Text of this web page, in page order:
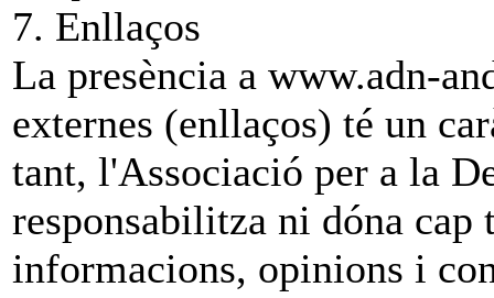
7. Enllaços
La presència a www.adn-
externes (enllaços) té un
tant, l'Associació per a la
responsabilitza ni dóna cap
informacions, opinions i